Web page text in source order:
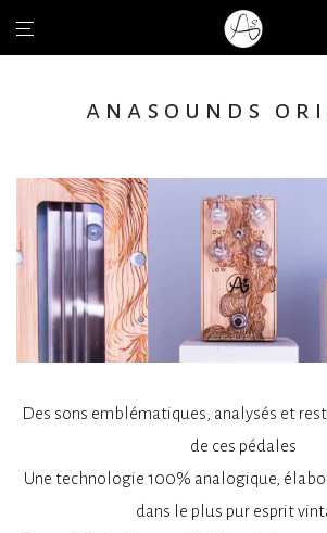
anasounds
Des sons emblématiques, analysés et
de ces pédales
Une technologie 100% analogique,
dans le plus pur esprit